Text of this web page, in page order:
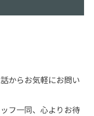
からお気軽にお問い
フ一同、心よりお待